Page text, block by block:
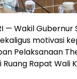
— Wakil
motivasi
Pelaksanaan
Rapat Wali